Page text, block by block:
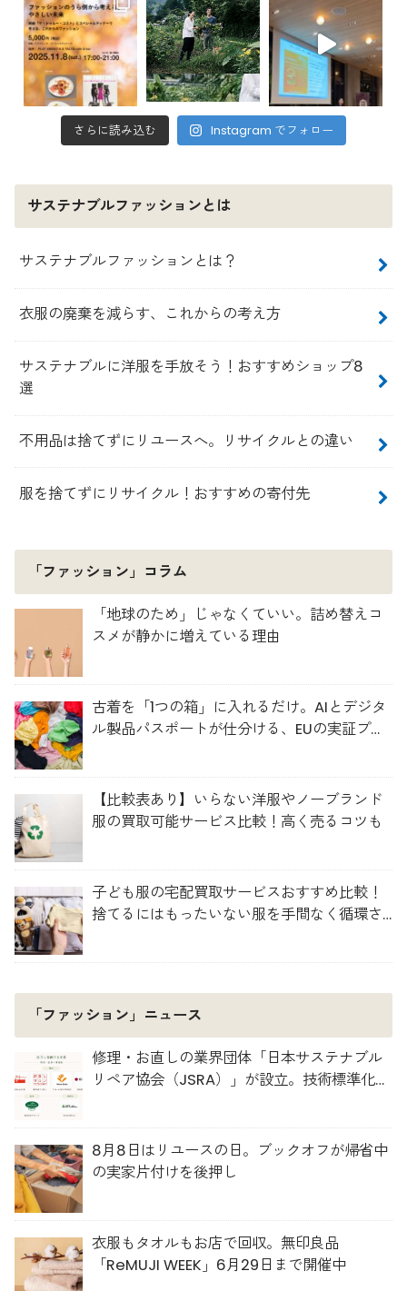
さらに読み込む Instagram でフォロー
サステナブルファッションとは
サステナブルファッションとは？
衣服の廃棄を減らす、これからの考え方
サステナブルに洋服を手放そう！おすすめショップ8
選
不用品は捨てずにリユースへ。リサイクルとの違い
服を捨てずにリサイクル！おすすめの寄付先
「ファッション」コラム
「地球のため」じゃなくていい。詰め替えコ
スメが静かに増えている理由
古着を「1つの箱」に入れるだけ。AIとデジタ
ル製品パスポートが仕分ける、EUの実証プロ
【比較表あり】いらない洋服やノーブランド
服の買取可能サービス比較！高く売るコツも
子ども服の宅配買取サービスおすすめ比較！
捨てるにはもったいない服を手間なく循環さ
「ファッション」ニュース
修理・お直しの業界団体「日本サステナブル
リペア協会（JSRA）」が設立。技術標準化や
8月8日はリユースの日。ブックオフが帰省中
の実家片付けを後押し
衣服もタオルもお店で回収。無印良品
「ReMUJI WEEK」6月29日まで開催中